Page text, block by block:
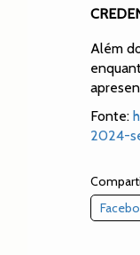
Além
Fonte:
2024-